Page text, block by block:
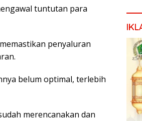
tuntutan para
penyaluran
belum optimal, terlebih
merencanakan dan